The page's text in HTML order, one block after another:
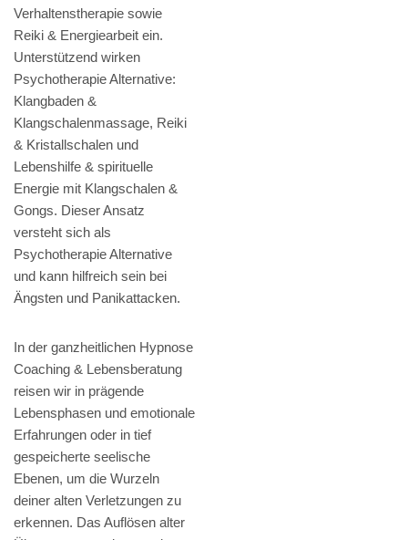
Verhaltenstherapie sowie
Reiki & Energiearbeit ein.
Unterstützend wirken
Psychotherapie Alternative:
Klangbaden &
Klangschalenmassage, Reiki
& Kristallschalen und
Lebenshilfe & spirituelle
Energie mit Klangschalen &
Gongs. Dieser Ansatz
versteht sich als
Psychotherapie Alternative
und kann hilfreich sein bei
Ängsten und Panikattacken.
In der ganzheitlichen Hypnose
Coaching & Lebensberatung
reisen wir in prägende
Lebensphasen und emotionale
Erfahrungen oder in tief
gespeicherte seelische
Ebenen, um die Wurzeln
deiner alten Verletzungen zu
erkennen. Das Auflösen alter